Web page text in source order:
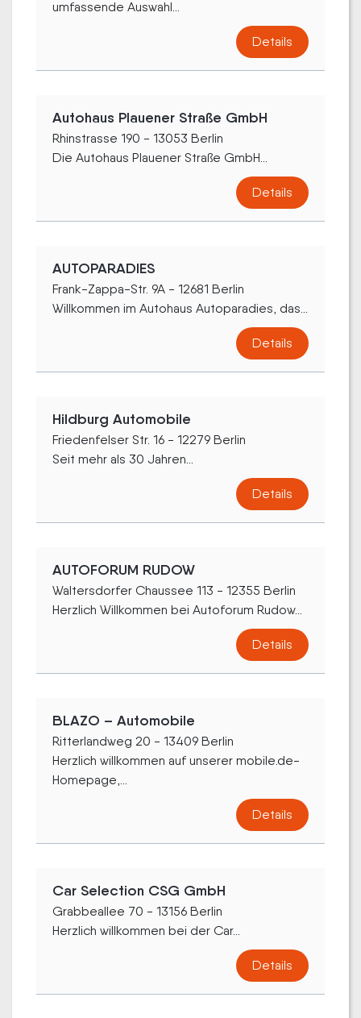
umfassende Auswahl...
Details
Autohaus Plauener Straße GmbH
Rhinstrasse 190 - 13053 Berlin
Die Autohaus Plauener Straße GmbH...
Details
AUTOPARADIES
Frank-Zappa-Str. 9A - 12681 Berlin
Willkommen im Autohaus Autoparadies, das...
Details
Hildburg Automobile
Friedenfelser Str. 16 - 12279 Berlin
Seit mehr als 30 Jahren...
Details
AUTOFORUM RUDOW
Waltersdorfer Chaussee 113 - 12355 Berlin
Herzlich Willkommen bei Autoforum Rudow...
Details
BLAZO – Automobile
Ritterlandweg 20 - 13409 Berlin
Herzlich willkommen auf unserer mobile.de-
Homepage,...
Details
Car Selection CSG GmbH
Grabbeallee 70 - 13156 Berlin
Herzlich willkommen bei der Car...
Details